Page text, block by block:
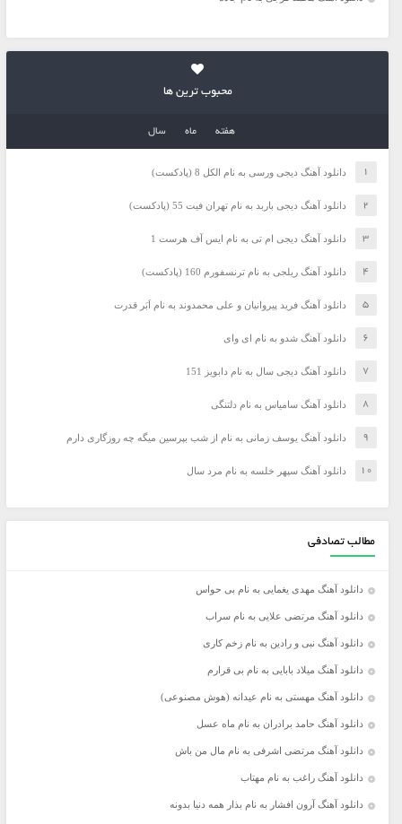
محبوب ترین ها
هفته ماه سال
دانلود آهنگ دیجی ورسی به نام الکل 8 (پادکست)
دانلود آهنگ دیجی باربد به نام تهران فیت 55 (پادکست)
دانلود آهنگ دیجی ام تی به نام ایس آف هرست 1
دانلود آهنگ ریلجی به نام ترنسفورم 160 (پادکست)
دانلود آهنگ فرید پیروانیان و علی محمدوند به نام اَبَر قدرت
دانلود آهنگ شدو به نام ای وای
دانلود آهنگ دیجی سال به نام دابویز 151
دانلود آهنگ سامیاس به نام دلتنگی
دانلود آهنگ یوسف زمانی به نام از شب بپرسین میگه چه روزگاری دارم
دانلود آهنگ سپهر خلسه به نام مرد سال
مطالب تصادفی
دانلود آهنگ مهدی یغمایی به نام بی حواس
دانلود آهنگ مرتضی علایی به نام سراب
دانلود آهنگ نبی و رادین به نام زخم کاری
دانلود آهنگ میلاد بابایی به نام بی قرارم
دانلود آهنگ مهستی به نام عیدانه (هوش مصنوعی)
دانلود آهنگ حامد برادران به نام ماه عسل
دانلود آهنگ مرتضی اشرفی به نام مال من باش
دانلود آهنگ راغب به نام مهتاب
دانلود آهنگ آرون افشار به نام بذار همه دنیا بدونه